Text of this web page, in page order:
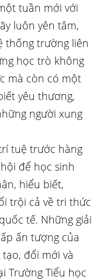
tuần mới với
luôn yên tâm,
thống trường liên
học trò không
mà còn có một
yêu thương,
người xung
tuệ trước hàng
để học sinh
hiểu biết,
trội cả về tri thức
tế. Những giải
ấn tượng của
đổi mới và
Trường Tiểu học